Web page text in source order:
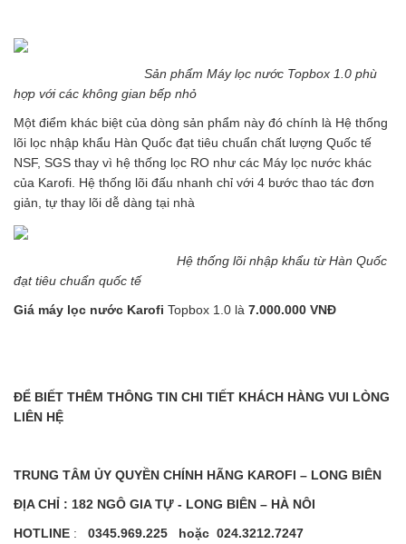
Sản phẩm Máy lọc nước Topbox 1.0 phù
hợp với các không gian bếp nhỏ
Một điểm khác biệt của dòng sản phẩm này đó chính là Hệ thống
lõi lọc nhập khẩu Hàn Quốc đạt tiêu chuẩn chất lượng Quốc tế
NSF, SGS thay vì hệ thống lọc RO như các Máy lọc nước khác
của Karofi. Hệ thống lõi đấu nhanh chỉ với 4 bước thao tác đơn
giản, tự thay lõi dễ dàng tại nhà
Hệ thống lõi nhập khẩu từ Hàn Quốc
đạt tiêu chuẩn quốc tế
Giá máy lọc nước Karofi Topbox 1.0 là 7.000.000 VNĐ
ĐỂ BIẾT THÊM THÔNG TIN CHI TIẾT KHÁCH HÀNG VUI LÒNG
LIÊN HỆ
TRUNG TÂM ỦY QUYỀN CHÍNH HÃNG KAROFI – LONG BIÊN
ĐỊA CHỈ : 182 NGÔ GIA TỰ - LONG BIÊN – HÀ NÔI
HOTLINE : 0345.969.225 hoặc 024.3212.7247